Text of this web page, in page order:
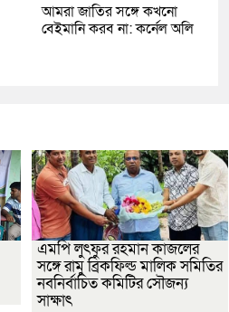
আমরা জাতির সঙ্গে কখনো
বেইমানি করব না: কর্নেল অলি
এমপি লুৎফুর রহমান কাজলের
সঙ্গে রামু ব্রিকফিল্ড মালিক সমিতির
নবনির্বাচিত কমিটির সৌজন্য
সাক্ষাৎ